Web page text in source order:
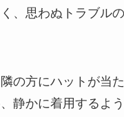
、思わぬトラブル
の方にハットが当
静かに着用するよ